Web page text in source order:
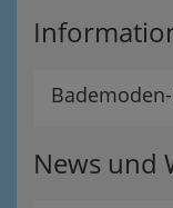
News und